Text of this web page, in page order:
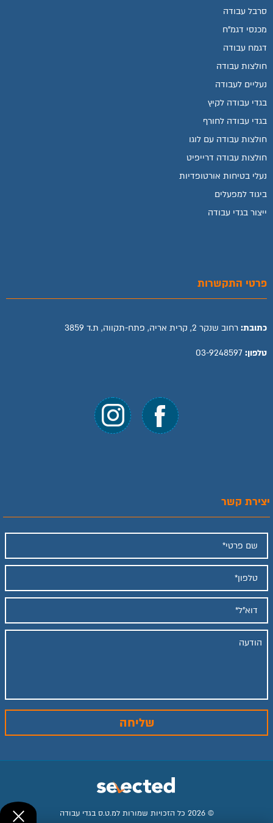
סרבל עבודה
מכנסי דגמ"ח
דגמח עבודה
חולצות עבודה
נעליים לעבודה
בגדי עבודה לקיץ
בגדי עבודה לחורף
חולצות עבודה עם לוגו
חולצות עבודה דרייפיט
נעלי בטיחות אורטופדיות
ביגוד למפעלים
ייצור בגדי עבודה
פרטי התקשרות
כתובת: רחוב שנקר 2, קרית אריה, פתח-תקווה, ת.ד 3859
טלפון: 03-9248597
יצירת קשר
© 2026 כל הזכויות שמורות למ.ט.ס בגדי עבודה